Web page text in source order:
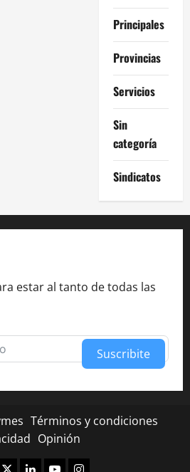
Principales
Provincias
Servicios
Sin
categoría
Sindicatos
estar al tanto de todas las
Suscribite
Términos y condiciones
Opinión
TwitterLinkedinYoutubeInstagram